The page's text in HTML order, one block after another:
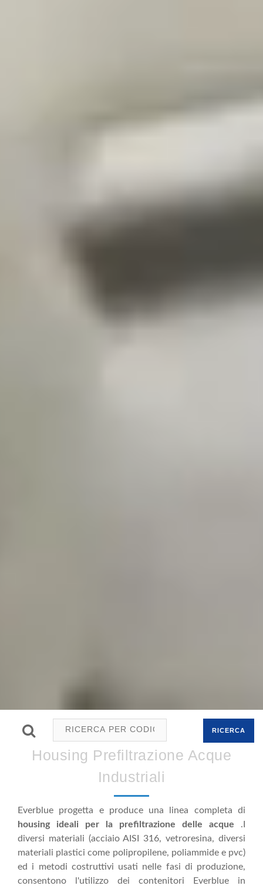
RICERCA
Housing Prefiltrazione Acque
Industriali
Everblue progetta e produce una linea completa di
housing ideali per la prefiltrazione delle acque .I
diversi materiali (acciaio AISI 316, vetroresina, diversi
materiali plastici come polipropilene, poliammide e pvc)
ed i metodi costruttivi usati nelle fasi di produzione,
consentono l'utilizzo dei contenitori Everblue in